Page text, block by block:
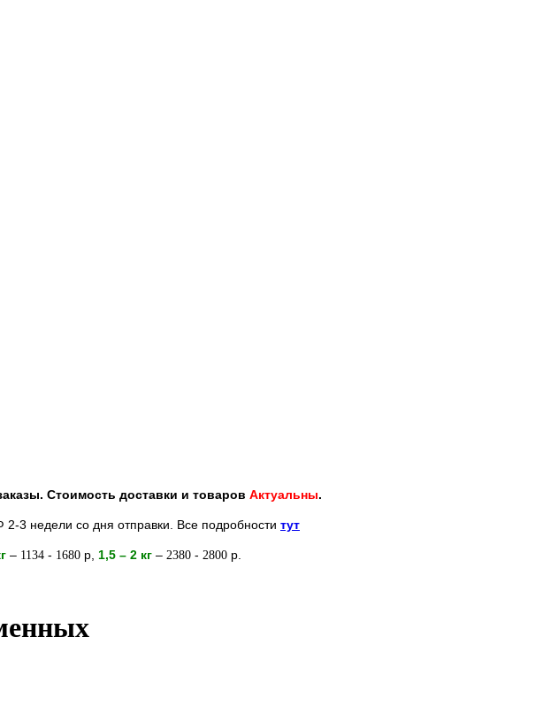
Стоимость доставки и товаров Актуальны.
2-3 недели со дня отправки. Все подробности тут
– 1134 - 1680 р 1,5 – 2 кг – 2380 - 2800 р.